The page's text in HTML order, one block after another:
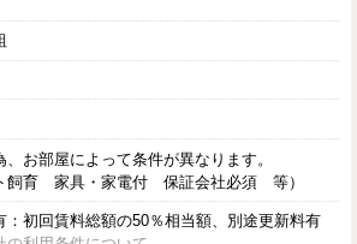
お部屋によって条件が異なります。
飼育 家具・家電付 保証会社必須 等）
：初回賃料総額の50％相当額、別途更新料有